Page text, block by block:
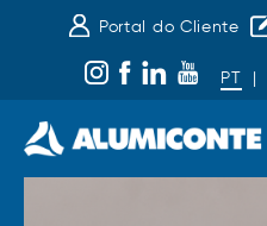
Portal do Cliente
PT
|